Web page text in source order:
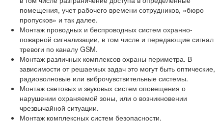
помещения, учет рабочего времени сотрудников, «бюро
пропусков» и так далее.
Монтаж проводных и беспроводных систем охранно-
пожарной сигнализации, в том числе и передающие сигнал
тревоги по каналу GSM.
Монтаж различных комплексов охраны периметра. В
зависимости от решаемых задач это могут быть оптические,
радиоволновые или виброчувствительные системы.
Монтаж световых и звуковых систем оповещения о
нарушении охраняемой зоны, или о возникновении
чрезвычайной ситуации.
Монтаж комплексных систем безопасности.